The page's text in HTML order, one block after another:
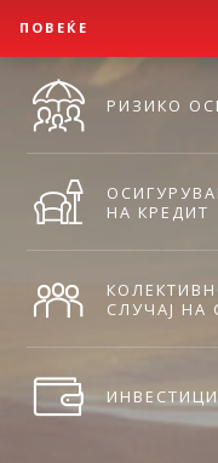
ПОВЕЌЕ
РИЗИКО
НА КРЕДИТ
СЛУЧАЈ НА